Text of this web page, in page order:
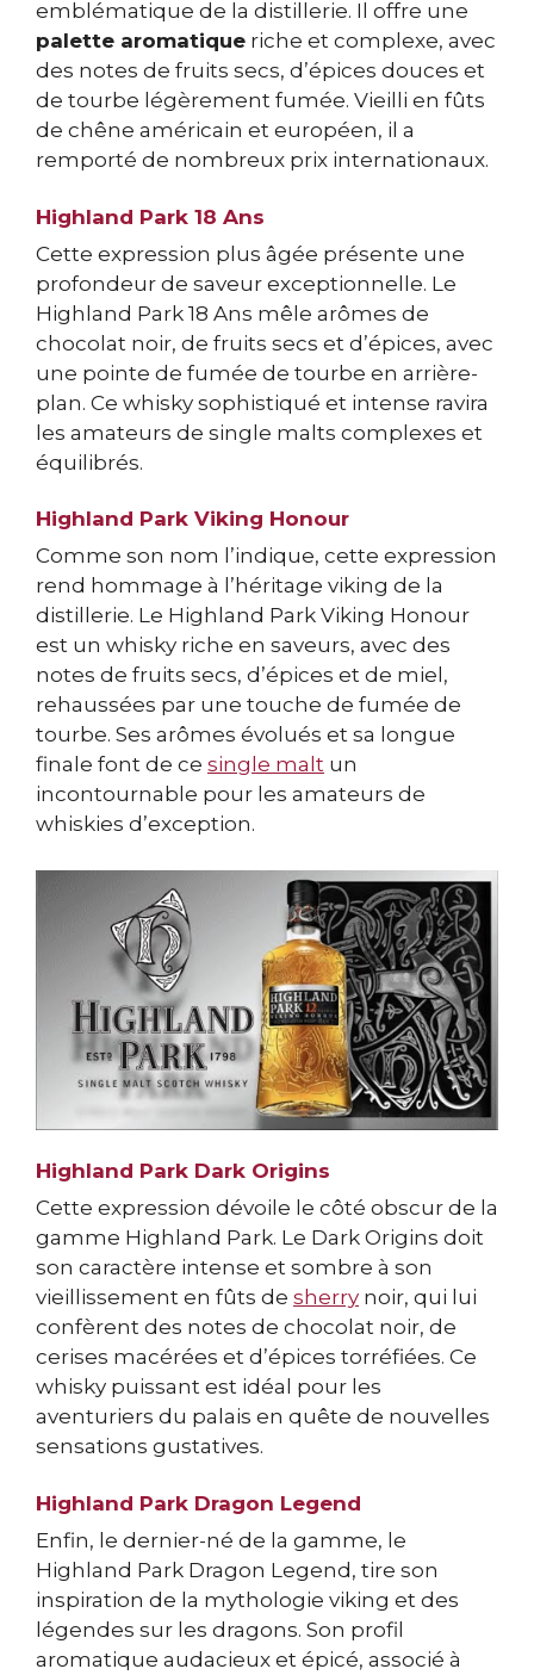
emblématique de la distillerie. Il offre une
palette aromatique riche et complexe, avec
des notes de fruits secs, d’épices douces et
de tourbe légèrement fumée. Vieilli en fûts
de chêne américain et européen, il a
remporté de nombreux prix internationaux.
Highland Park 18 Ans
Cette expression plus âgée présente une
profondeur de saveur exceptionnelle. Le
Highland Park 18 Ans mêle arômes de
chocolat noir, de fruits secs et d’épices, avec
une pointe de fumée de tourbe en arrière-
plan. Ce whisky sophistiqué et intense ravira
les amateurs de single malts complexes et
équilibrés.
Highland Park Viking Honour
Comme son nom l’indique, cette expression
rend hommage à l’héritage viking de la
distillerie. Le Highland Park Viking Honour
est un whisky riche en saveurs, avec des
notes de fruits secs, d’épices et de miel,
rehaussées par une touche de fumée de
tourbe. Ses arômes évolués et sa longue
finale font de ce single malt un
incontournable pour les amateurs de
whiskies d’exception.
Highland Park Dark Origins
Cette expression dévoile le côté obscur de la
gamme Highland Park. Le Dark Origins doit
son caractère intense et sombre à son
vieillissement en fûts de sherry noir, qui lui
confèrent des notes de chocolat noir, de
cerises macérées et d’épices torréfiées. Ce
whisky puissant est idéal pour les
aventuriers du palais en quête de nouvelles
sensations gustatives.
Highland Park Dragon Legend
Enfin, le dernier-né de la gamme, le
Highland Park Dragon Legend, tire son
inspiration de la mythologie viking et des
légendes sur les dragons. Son profil
aromatique audacieux et épicé, associé à